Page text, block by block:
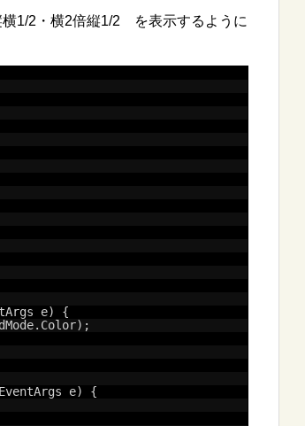
1/2・横2倍縦1/2 を表示するように
e) {
e) {